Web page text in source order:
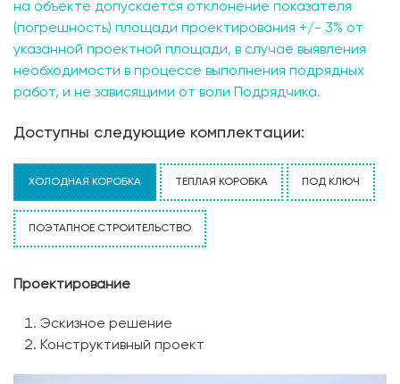
на объекте допускается отклонение показателя
(погрешность) площади проектирования +/- 3% от
указанной проектной площади, в случае выявления
необходимости в процессе выполнения подрядных
работ, и не зависящими от воли Подрядчика.
Доступны следующие комплектации:
ХОЛОДНАЯ КОРОБКА ТЕПЛАЯ КОРОБКА ПОД КЛЮЧ
ПОЭТАПНОЕ СТРОИТЕЛЬСТВО
Проектирование
Эскизное решение
Конструктивный проект